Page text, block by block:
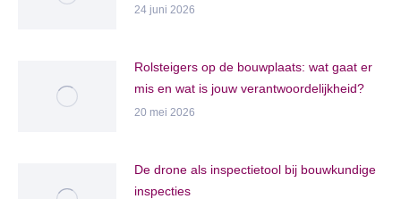
24 juni 2026
Rolsteigers op de bouwplaats: wat gaat er
mis en wat is jouw verantwoordelijkheid?
20 mei 2026
De drone als inspectietool bij bouwkundige
inspecties